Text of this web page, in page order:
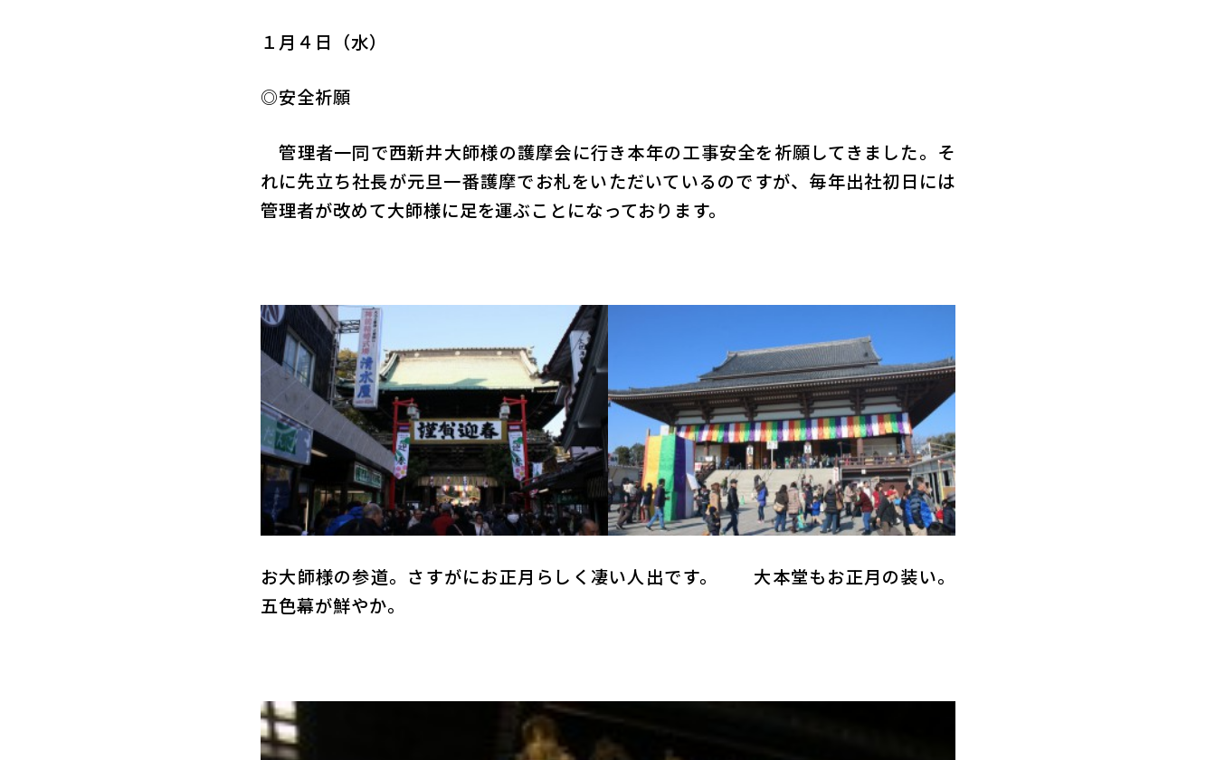
１月４日（水）
◎安全祈願
管理者一同で西新井大師様の護摩会に行き本年の工事安全を祈願してきました。そ
れに先立ち社長が元旦一番護摩でお札をいただいているのですが、毎年出社初日には
管理者が改めて大師様に足を運ぶことになっております。
お大師様の参道。さすがにお正月らしく凄い人出です。 大本堂もお正月の装い。
五色幕が鮮やか。